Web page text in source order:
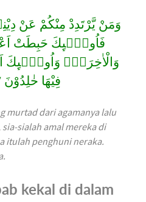
وَمَنْ يَّرْتَدِدْ مِنْكُمْ عَنْ
فَاُولٰۤىِٕكَ حَبِطَتْ
وَالْاٰخِرَةِۚ وَاُولٰۤىِٕكَ
فِيْهَا خٰلِدُوْنَ ۝٢١٧
murtad dari agamanya lalu
sialah amal mereka di
itulah penghuni neraka.
kekal di dalam